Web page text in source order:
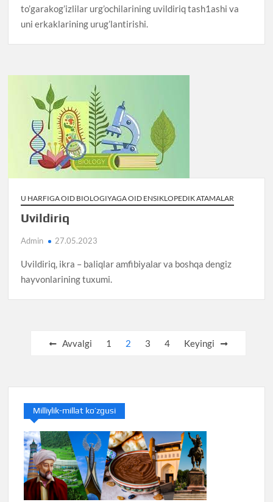
to’garakog’izlilar urg’ochilarining uvildiriq tash1ashi va
uni erkaklarining urug’lantirishi.
U HARFIGA OID BIOLOGIYAGA OID ENSIKLOPEDIK ATAMALAR
Uvildiriq
Admin 27.05.2023
Uvildiriq, ikra – baliqlar аmfibiуаlаr va boshqa dengiz
hayvonlarining tuxumi.
Avvalgi 1 2 3 4 Keyingi
Milliylik-millat ko’zgusi